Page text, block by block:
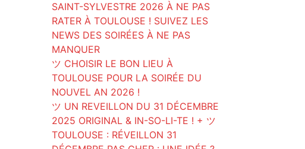
SAINT-SYLVESTRE 2026 À NE PAS
RATER À TOULOUSE ! SUIVEZ LES
NEWS DES SOIRÉES À NE PAS
MANQUER
ツ CHOISIR LE BON LIEU À
TOULOUSE POUR LA SOIRÉE DU
NOUVEL AN 2026 !
ツ UN REVEILLON DU 31 DÉCEMBRE
2025 ORIGINAL & IN-SO-LI-TE ! + ツ
TOULOUSE : RÉVEILLON 31